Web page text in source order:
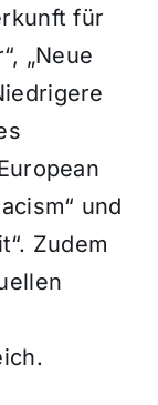
für
„Neue
und
Zudem